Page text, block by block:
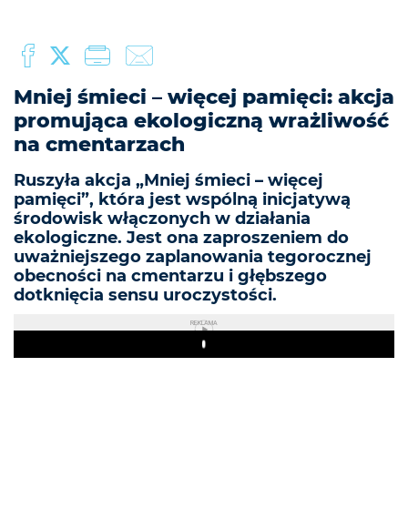
Mniej śmieci – więcej pamięci: akcja
promująca ekologiczną wrażliwość
na cmentarzach
Ruszyła akcja „Mniej śmieci – więcej
pamięci”, która jest wspólną inicjatywą
środowisk włączonych w działania
ekologiczne. Jest ona zaproszeniem do
uważniejszego zaplanowania tegorocznej
obecności na cmentarzu i głębszego
dotknięcia sensu uroczystości.
REKLAMA
Play